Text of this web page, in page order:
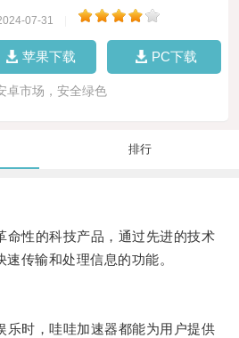
07-31
苹果下载 PC下载
卓市场，安全绿色
排行
性的科技产品，通过先进的技术
传输和处理信息的功能。
时，哇哇加速器都能为用户提供